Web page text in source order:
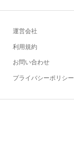
運営会社
利用規約
お問い合わせ
プライバシーポリシー